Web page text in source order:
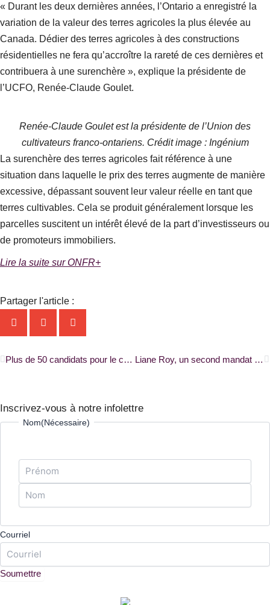
« Durant les deux dernières années, l’Ontario a enregistré la
variation de la valeur des terres agricoles la plus élevée au
Canada. Dédier des terres agricoles à des constructions
résidentielles ne fera qu’accroître la rareté de ces dernières et
contribuera à une surenchère », explique la présidente de
l’UCFO, Renée-Claude Goulet.
Renée-Claude Goulet est la présidente de l’Union des
cultivateurs franco-ontariens. Crédit image : Ingénium
La surenchère des terres agricoles fait référence à une
situation dans laquelle le prix des terres augmente de manière
excessive, dépassant souvent leur valeur réelle en tant que
terres cultivables. Cela se produit généralement lorsque les
parcelles suscitent un intérêt élevé de la part d’investisseurs ou
de promoteurs immobiliers.
Lire la suite sur ONFR+
Partager l'article :
Précédent Plus de 50 candidats pour le comité français de Toronto |RADIO-CANADA| Liane Roy, un second mandat très important |CHRONIQUE – LE DROIT|
Inscrivez-vous à notre infolettre
Nom(Nécessaire)
Prénom
Nom
Courriel